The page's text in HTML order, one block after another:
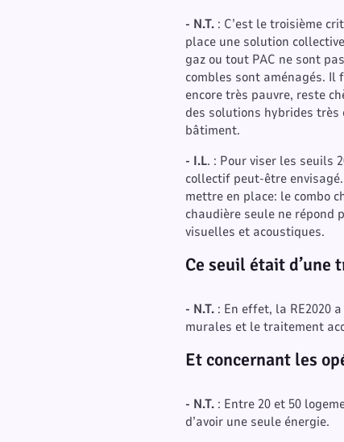
- N.T.: C’est le troisième
place une solution
gaz ou tout PAC ne sont
combles sont aménagés. Il
encore très pauvre, reste
des solutions hybrides très
bâtiment.
- I.L. : Pour viser les seuils
collectif peut-être
mettre en place: le combo
chaudière seule ne répond
visuelles et acoustiques.
Ce seuil était d’une
- N.T.: En effet, la RE2020
murales et le traitement
Et concernant les
- N.T.: Entre 20 et 50
d’avoir une seule énergie.